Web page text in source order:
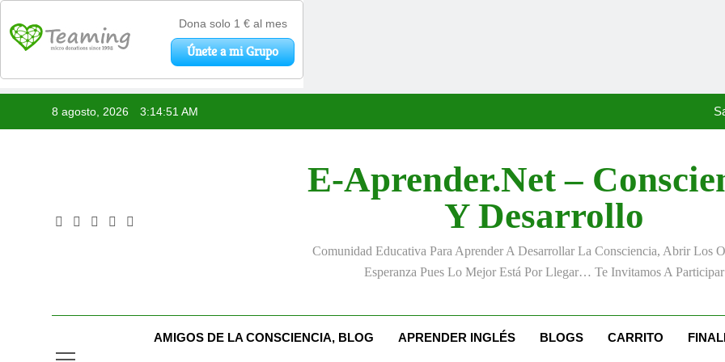
8 agosto, 2026 3:14:52 AM
«La kinesina y la felicidad:
E-Aprender.net –
Y Desarrollo
Comunidad Educativa Para Aprender A Desarrollar La Consciencia, Abrir Los
Esperanza Pues Lo Mejor Está Por Llegar… Te Invitamos A Participar
AMIGOS DE LA CONSCIENCIA, BLOG APRENDER INGLÉS BLOGS CARRITO